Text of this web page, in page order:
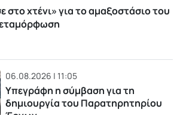
χτένι» για το αμαξοστάσιο του
06.08.2026 | 11:05
Υπεγράφη η σύμβαση για τη
δημιουργία του Παρατηρητηρίου